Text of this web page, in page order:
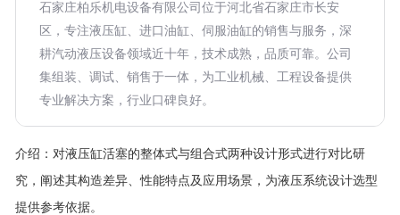
石家庄柏乐机电设备有限公司位于河北省石家庄市长安
区，专注液压缸、进口油缸、伺服油缸的销售与服务，深
耕汽动液压设备领域近十年，技术成熟，品质可靠。公司
集组装、调试、销售于一体，为工业机械、工程设备提供
专业解决方案，行业口碑良好。
介绍： 对液压缸活塞的整体式与组合式两种设计形式进行对比研
究，阐述其构造差异、性能特点及应用场景，为液压系统设计选型
提供参考依据。